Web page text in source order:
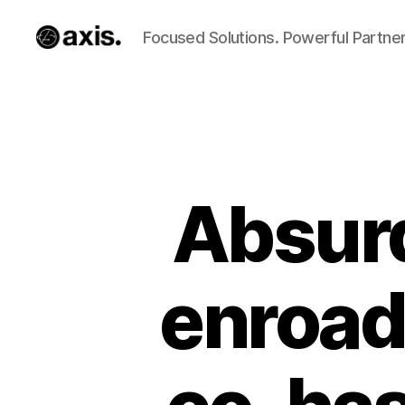
Focused Solutions. Powerful